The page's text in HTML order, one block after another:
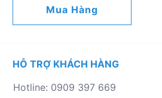
Mua Hàng
HỖ TRỢ KHÁCH HÀNG
Hotline: 0909 397 669